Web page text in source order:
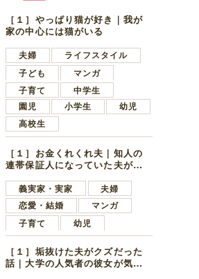
［１］やっぱり猫が好き｜我が
家の中心には猫がいる
夫婦
ライフスタイル
子ども
マンガ
子育て
中学生
園児
小学生
幼児
高校生
［１］お金くれくれ夫｜知人の
連帯保証人になっていた夫が家
言ってきた
義実家・実家
夫婦
恋愛・結婚
マンガ
子育て
幼児
［１］垢抜けた夫がクズだった
話｜大学の人気者の彼女が気に